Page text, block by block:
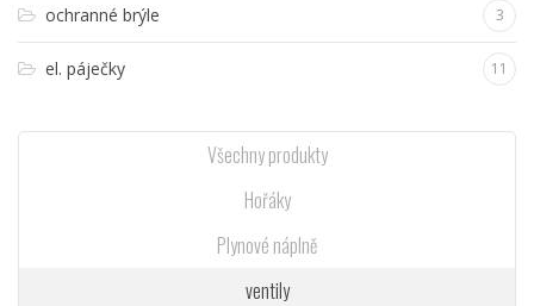
ochranné brýle 3
el. páječky 11
Všechny produkty
Hořáky
Plynové náplně
ventily